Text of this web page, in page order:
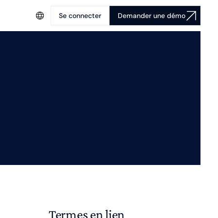
Se connecter Demander une démo
Termes en lien